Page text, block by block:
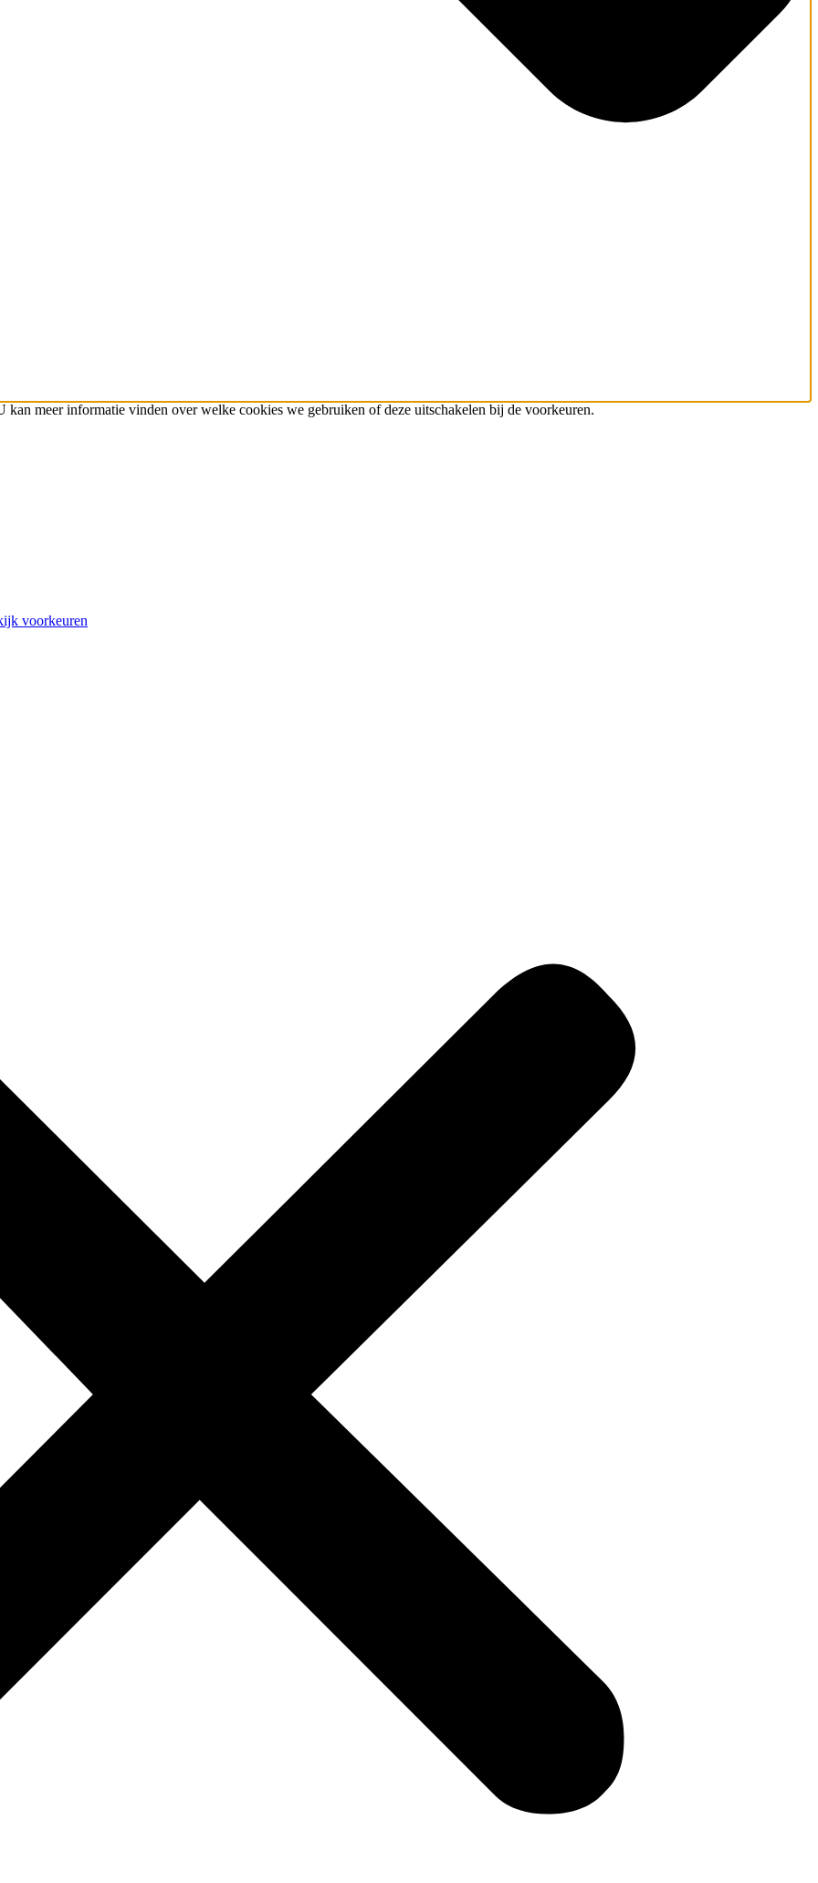
kan meer informatie vinden over welke cookies we gebruiken of deze uitschakelen bij de voorkeuren.
voorkeuren